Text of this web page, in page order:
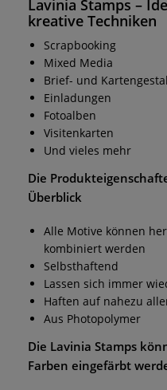
Lavinia Stamps –
kreative Techniken
Scrapbooking
Mixed Media
Brief- und
Einladungen
Fotoalben
Visitenkarten
Und vieles mehr
Die
Überblick
Alle Motive können
kombiniert werden
Selbsthaftend
Lassen sich immer
Haften auf nahezu
Aus Photopolymer
Die Lavinia Stamps
Farben eingefärbt